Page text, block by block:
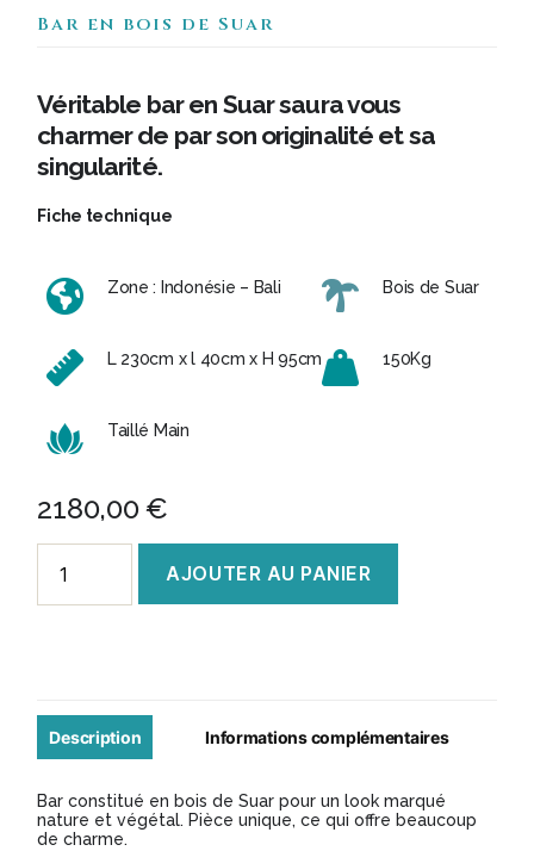
Bar en bois de Suar
Véritable bar en Suarsaura vous
charmer de par son originalité et sa
singularité.
Fiche technique
Zone : Indonésie – Bali
L 230cm x l 40cm x H 95cm
Taillé Main
Bois de Suar
150Kg
2180,00€
de
AJOUTER AU PANIER
Description Informations complémentaires
Bar constitué en bois de Suar pour un look marqué
nature et végétal. Pièce unique, ce qui offre beaucoup
de charme.